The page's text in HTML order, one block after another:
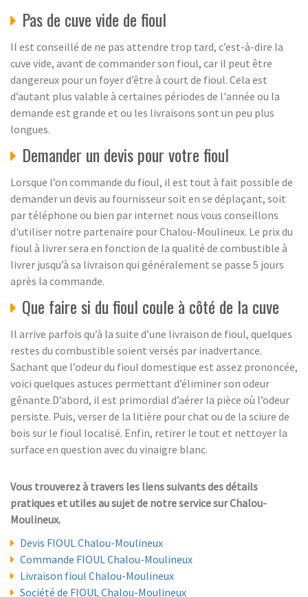
Pas de cuve vide de fioul
Il est conseillé de ne pas attendre trop tard, c’est-à-dire la
cuve vide, avant de commander son fioul, car il peut être
dangereux pour un foyer d’être à court de fioul. Cela est
d’autant plus valable à certaines périodes de l'année ou la
demande est grande et ou les livraisons sont un peu plus
longues.
Demander un devis pour votre fioul
Lorsque l’on commande du fioul, il est tout à fait possible de
demander un devis au fournisseur soit en se déplaçant, soit
par téléphone ou bien par internet nous vous conseillons
d'utiliser notre partenaire pour Chalou-Moulineux. Le prix du
fioul à livrer sera en fonction de la qualité de combustible à
livrer jusqu’à sa livraison qui généralement se passe 5 jours
après la commande.
Que faire si du fioul coule à côté de la cuve
Il arrive parfois qu’à la suite d’une livraison de fioul, quelques
restes du combustible soient versés par inadvertance.
Sachant que l’odeur du fioul domestique est assez prononcée,
voici quelques astuces permettant d’éliminer son odeur
gênante.D’abord, il est primordial d’aérer la pièce où l’odeur
persiste. Puis, verser de la litière pour chat ou de la sciure de
bois sur le fioul localisé. Enfin, retirer le tout et nettoyer la
surface en question avec du vinaigre blanc.
Vous trouverez à travers les liens suivants des détails
pratiques et utiles au sujet de notre service sur Chalou-
Moulineux.
Devis FIOUL Chalou-Moulineux
Commande FIOUL Chalou-Moulineux
Livraison fioul Chalou-Moulineux
Société de FIOUL Chalou-Moulineux